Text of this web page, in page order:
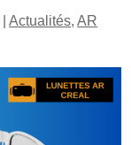
|Actualités,AR